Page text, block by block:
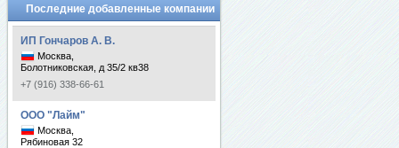
Последние добавленные компании
ИП Гончаров А. В.
Москва,
Болотниковская, д 35/2 кв38
+7 (916) 338-66-61
ООО "Лайм"
Москва,
Рябиновая 32